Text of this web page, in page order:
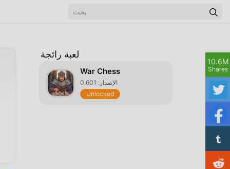
لعبة رائجة
War Chess
الإصدار: 0.601
Unlocked
10.6M
Shares